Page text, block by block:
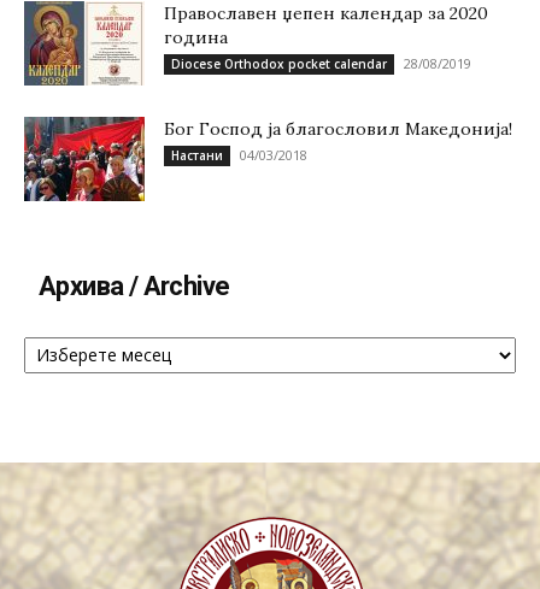
Православен џепен календар за 2020
година
Diocese Orthodox pocket calendar 28/08/2019
Бог Господ ја благословил Македонија!
Настани 04/03/2018
Архива / Archive
Архива